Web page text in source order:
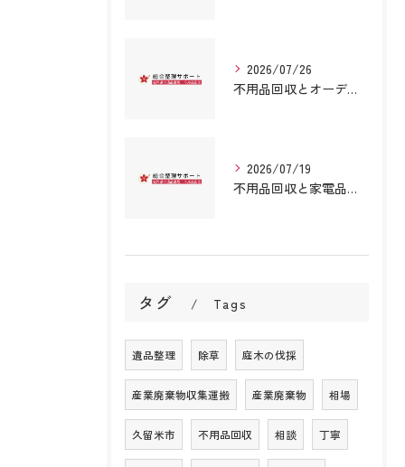
2026/07/26
不用品回収とオーディオ処理を福岡県久留米市八女市で安心して依頼する方法
2026/07/19
不用品回収と家電品を安全に依頼するための法的手順と信頼業者の見極めポイント
タグ Tags
遺品整理 除草 庭木の伐採
産業廃棄物収集運搬 産業廃棄物 相場
久留米市 不用品回収 相談 丁寧